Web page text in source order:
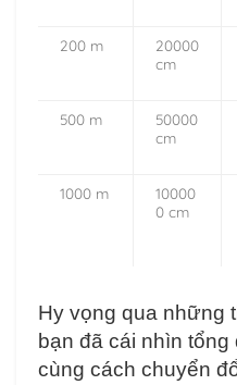
200 m
20000
cm
500 m
50000
cm
1000 m
10000
0 cm
Hy vọng qua những
bạn đã cái nhìn
cùng cách chuyển